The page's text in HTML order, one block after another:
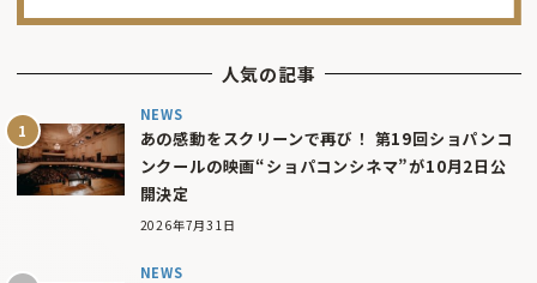
人気の記事
NEWS
あの感動をスクリーンで再び！ 第19回ショパンコ
ンクールの映画“ショパコンシネマ”が10月2日公
開決定
2026年7月31日
NEWS